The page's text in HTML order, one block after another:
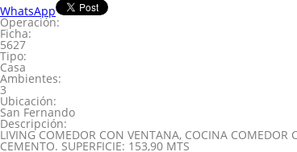
WhatsApp
Operación:
Ficha:
5627
Tipo:
Casa
Ambientes:
3
Ubicación:
San Fernando
Descripción:
LIVING COMEDOR CON VENTANA, COCINA COMEDOR
CEMENTO. SUPERFICIE: 153,90 MTS